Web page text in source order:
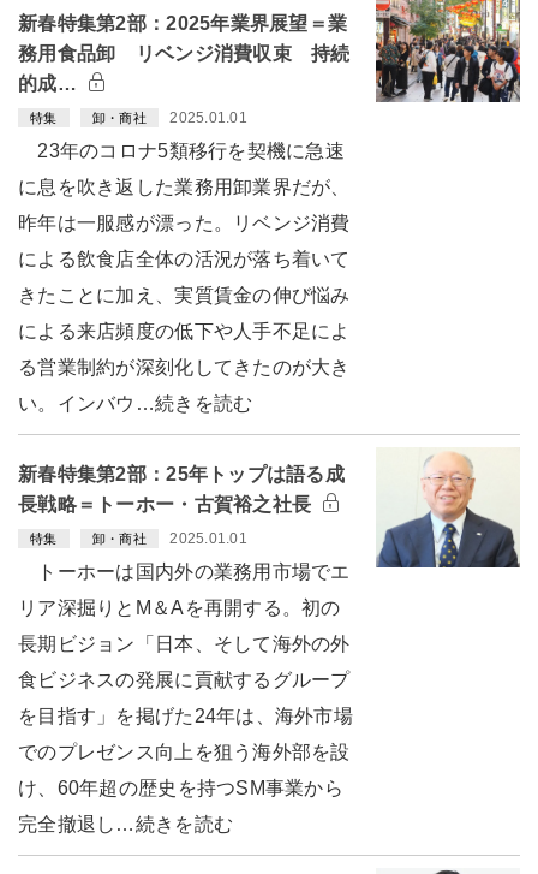
新春特集第2部：2025年業界展望＝業
務用食品卸 リベンジ消費収束 持続
的成…
特集 卸・商社 2025.01.01
23年のコロナ5類移行を契機に急速
に息を吹き返した業務用卸業界だが、
昨年は一服感が漂った。リベンジ消費
による飲食店全体の活況が落ち着いて
きたことに加え、実質賃金の伸び悩み
による来店頻度の低下や人手不足によ
る営業制約が深刻化してきたのが大き
い。インバウ…続きを読む
新春特集第2部：25年トップは語る成
長戦略＝トーホー・古賀裕之社長
特集 卸・商社 2025.01.01
トーホーは国内外の業務用市場でエ
リア深掘りとM＆Aを再開する。初の
長期ビジョン「日本、そして海外の外
食ビジネスの発展に貢献するグループ
を目指す」を掲げた24年は、海外市場
でのプレゼンス向上を狙う海外部を設
け、60年超の歴史を持つSM事業から
完全撤退し…続きを読む